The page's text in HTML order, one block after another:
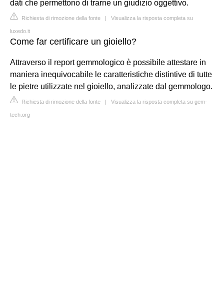
dati che permettono di trarne un giudizio oggettivo.
Richiesta di rimozione della fonte | Visualizza la risposta completa su
luxedo.it
Come far certificare un gioiello?
Attraverso il report gemmologico è possibile attestare in
maniera inequivocabile le caratteristiche distintive di tutte
le pietre utilizzate nel gioiello, analizzate dal gemmologo.
Richiesta di rimozione della fonte | Visualizza la risposta completa su gem-
tech.org